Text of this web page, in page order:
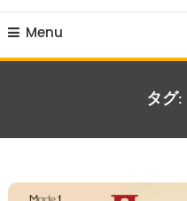
Menu
タグ: